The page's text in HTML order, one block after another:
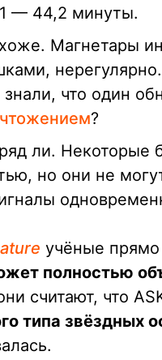
— 44,2 минуты.
Магнетары
знали, что один
?
ли. Некоторые
но они не
учёные
полностью
считают, что
типа звёздных